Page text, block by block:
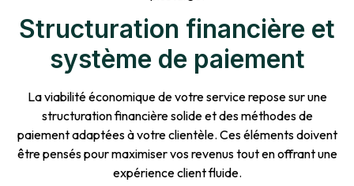
Structuration financière et
système de paiement
La viabilité économique de votre service repose sur une
structuration financière solide et des méthodes de
paiement adaptées à votre clientèle. Ces éléments doivent
être pensés pour maximiser vos revenus tout en offrant une
expérience client fluide.